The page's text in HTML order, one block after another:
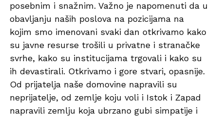
posebnim i snažnim. Važno je napomenuti da u
obavljanju naših poslova na pozicijama na
kojim smo imenovani svaki dan otkrivamo kako
su javne resurse trošili u privatne i stranačke
svrhe, kako su institucijama trgovali i kako su
ih devastirali. Otkrivamo i gore stvari, opasnije.
Od prijatelja naše domovine napravili su
neprijatelje, od zemlje koju voli i Istok i Zapad
napravili zemlju koja ubrzano gubi simpatije i